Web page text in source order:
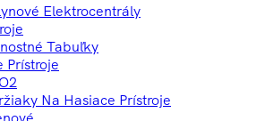
Elektrocentrály
Tabuľky
Prístroje
Na Hasiace Prístroje